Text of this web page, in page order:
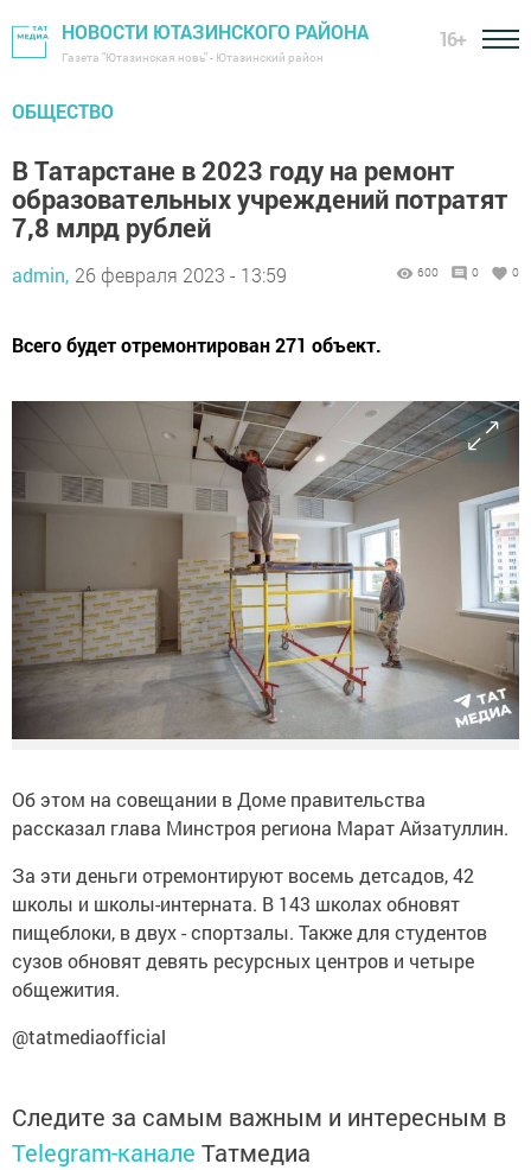
НОВОСТИ ЮТАЗИНСКОГО РАЙОНА
Газета "Ютазинская новь" - Ютазинский район
16+
ОБЩЕСТВО
В Татарстане в 2023 году на ремонт
образовательных учреждений потратят
7,8 млрд рублей
admin, 26 февраля 2023 - 13:59 600 0 0
Всего будет отремонтирован 271 объект.
Об этом на совещании в Доме правительства
рассказал глава Минстроя региона Марат Айзатуллин.
За эти деньги отремонтируют восемь детсадов, 42
школы и школы-интерната. В 143 школах обновят
пищеблоки, в двух - спортзалы. Также для студентов
сузов обновят девять ресурсных центров и четыре
общежития.
@tatmediaofficial
Следите за самым важным и интересным в
Telegram-канале Татмедиа